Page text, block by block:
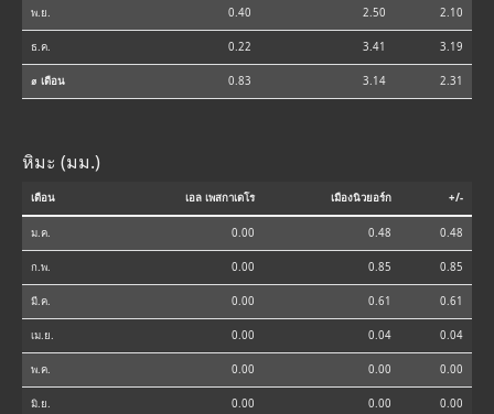
พ.ย. 0.40 2.50 2.10
ธ.ค. 0.22 3.41 3.19
⌀ เดือน 0.83 3.14 2.31
หิมะ (มม.)
เดือน เอล เพสกาเดโร เมืองนิวยอร์ก +/-
ม.ค. 0.00 0.48 0.48
ก.พ. 0.00 0.85 0.85
มี.ค. 0.00 0.61 0.61
เม.ย. 0.00 0.04 0.04
พ.ค. 0.00 0.00 0.00
มิ.ย. 0.00 0.00 0.00